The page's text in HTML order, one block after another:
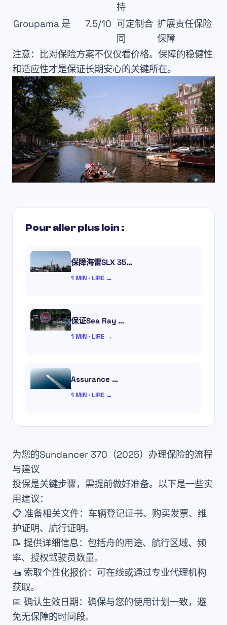
持
Groupama 是 7.5/10 可定制合
同
扩展责任保险
保障
注意：比对保险方案不仅仅看价格。保障的稳健性
和适应性才是保证长期安心的关键所在。
Pour aller plus loin :
保障海雷SLX 35…
1 MIN · LIRE →
保证Sea Ray …
1 MIN · LIRE →
Assurance …
1 MIN · LIRE →
为您的Sundancer 370（2025）办理保险的流程
与建议
投保是关键步骤，需提前做好准备。以下是一些实
用建议：
📋 准备相关文件：车辆登记证书、购买发票、维
护证明、航行证明。
📝 提供详细信息：包括舟的用途、航行区域、频
率、授权驾驶员数量。
🚤 索取个性化报价：可在线或通过专业代理机构
获取。
📅 确认生效日期 ：确保与您的使用计划一致，避
免无保障的时间段。